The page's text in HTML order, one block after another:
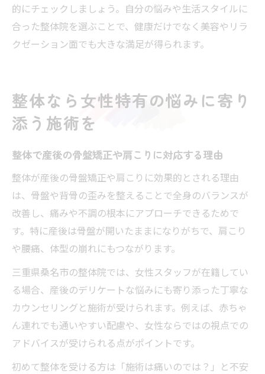
的にチェックしましょう。自分の悩みや生活スタイルに
合った整体院を選ぶことで、健康だけでなく美容やリラ
クゼーション面でも大きな満足が得られます。
整体なら女性特有の悩みに寄り
添う施術を
整体で産後の骨盤矯正や肩こりに対応する理由
整体が産後の骨盤矯正や肩こりに効果的とされる理由
は、骨盤や背骨の歪みを整えることで全身のバランスが
改善し、痛みや不調の根本にアプローチできるためで
す。特に産後は骨盤が開いたままになりがちで、肩こり
や腰痛、体型の崩れにもつながります。
三重県桑名市の整体院では、女性スタッフが在籍してい
る場合、産後のデリケートな悩みにも寄り添った丁寧な
カウンセリングと施術が受けられます。例えば、赤ちゃ
ん連れでも通いやすい配慮や、女性ならではの視点での
アドバイスが受けられる点がポイントです。
初めて整体を受ける方は「施術は痛いのでは？」と不安